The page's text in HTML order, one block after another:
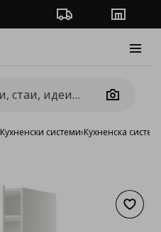
Проследяване на
Camera
Кухненски системи›Кухненска